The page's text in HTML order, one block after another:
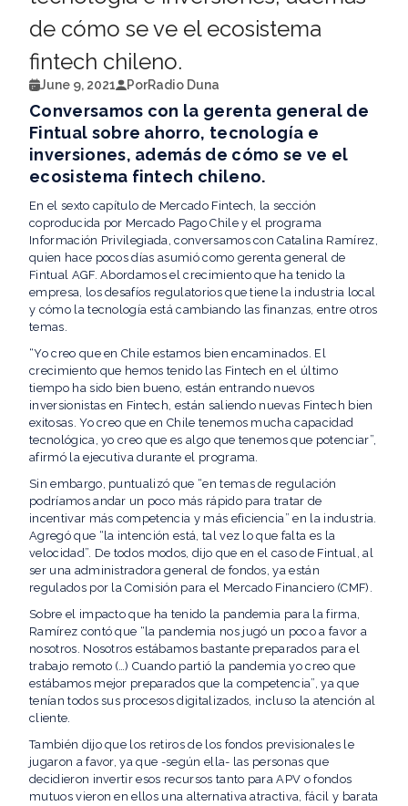
de cómo se ve el ecosistema
fintech chileno.
June 9, 2021 PorRadio Duna
Conversamos con la gerenta general de
Fintual sobre ahorro, tecnología e
inversiones, además de cómo se ve el
ecosistema fintech chileno.
En el sexto capítulo de Mercado Fintech, la sección
coproducida por Mercado Pago Chile y el programa
Información Privilegiada, conversamos con Catalina Ramírez,
quien hace pocos días asumió como gerenta general de
Fintual AGF. Abordamos el crecimiento que ha tenido la
empresa, los desafíos regulatorios que tiene la industria local
y cómo la tecnología está cambiando las finanzas, entre otros
temas.
“Yo creo que en Chile estamos bien encaminados. El
crecimiento que hemos tenido las Fintech en el último
tiempo ha sido bien bueno, están entrando nuevos
inversionistas en Fintech, están saliendo nuevas Fintech bien
exitosas. Yo creo que en Chile tenemos mucha capacidad
tecnológica, yo creo que es algo que tenemos que potenciar”,
afirmó la ejecutiva durante el programa.
Sin embargo, puntualizó que “en temas de regulación
podríamos andar un poco más rápido para tratar de
incentivar más competencia y más eficiencia” en la industria.
Agregó que “la intención está, tal vez lo que falta es la
velocidad”. De todos modos, dijo que en el caso de Fintual, al
ser una administradora general de fondos, ya están
regulados por la Comisión para el Mercado Financiero (CMF).
Sobre el impacto que ha tenido la pandemia para la firma,
Ramírez contó que “la pandemia nos jugó un poco a favor a
nosotros. Nosotros estábamos bastante preparados para el
trabajo remoto (…) Cuando partió la pandemia yo creo que
estábamos mejor preparados que la competencia”, ya que
tenían todos sus procesos digitalizados, incluso la atención al
cliente.
También dijo que los retiros de los fondos previsionales le
jugaron a favor, ya que -según ella- las personas que
decidieron invertir esos recursos tanto para APV o fondos
mutuos vieron en ellos una alternativa atractiva, fácil y barata